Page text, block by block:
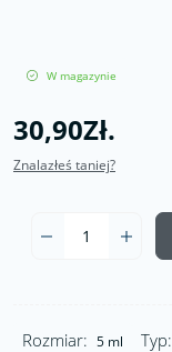
W magazynie
30,90Zł.
Znalazłeś taniej?
Rozmiar: 5 ml Typ: